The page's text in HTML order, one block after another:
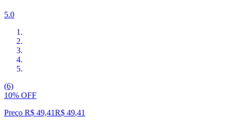
5.0
(6)
10% OFF
Preço R$ 49,41R$ 49,41